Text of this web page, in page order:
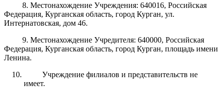
8. Местонахождение Учреждения: 640016, Российская
Федерация, Курганская область, город Курган, ул.
Интернатовская, дом 46.
9. Местонахождение Учредителя: 640000, Российская
Федерация, Курганская область, город Курган, площадь имени
Ленина.
Учреждение филиалов и представительств не
имеет.